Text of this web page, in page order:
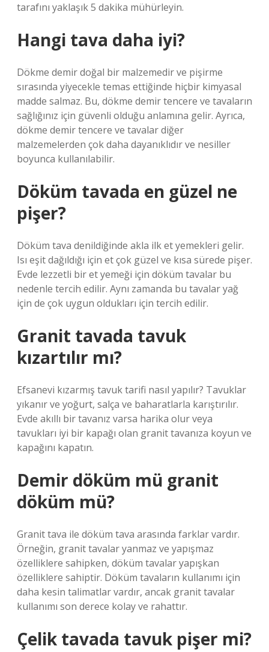
tarafını yaklaşık 5 dakika mühürleyin.
Hangi tava daha iyi?
Dökme demir doğal bir malzemedir ve pişirme
sırasında yiyecekle temas ettiğinde hiçbir kimyasal
madde salmaz. Bu, dökme demir tencere ve tavaların
sağlığınız için güvenli olduğu anlamına gelir. Ayrıca,
dökme demir tencere ve tavalar diğer
malzemelerden çok daha dayanıklıdır ve nesiller
boyunca kullanılabilir.
Döküm tavada en güzel ne
pişer?
Döküm tava denildiğinde akla ilk et yemekleri gelir.
Isı eşit dağıldığı için et çok güzel ve kısa sürede pişer.
Evde lezzetli bir et yemeği için döküm tavalar bu
nedenle tercih edilir. Aynı zamanda bu tavalar yağ
için de çok uygun oldukları için tercih edilir.
Granit tavada tavuk
kızartılır mı?
Efsanevi kızarmış tavuk tarifi nasıl yapılır? Tavuklar
yıkanır ve yoğurt, salça ve baharatlarla karıştırılır.
Evde akıllı bir tavanız varsa harika olur veya
tavukları iyi bir kapağı olan granit tavanıza koyun ve
kapağını kapatın.
Demir döküm mü granit
döküm mü?
Granit tava ile döküm tava arasında farklar vardır.
Örneğin, granit tavalar yanmaz ve yapışmaz
özelliklere sahipken, döküm tavalar yapışkan
özelliklere sahiptir. Döküm tavaların kullanımı için
daha kesin talimatlar vardır, ancak granit tavalar
kullanımı son derece kolay ve rahattır.
Çelik tavada tavuk pişer mi?